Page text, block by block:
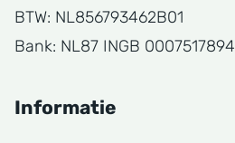
BTW: NL856793462B01
Bank: NL87 INGB 0007517894
Informatie